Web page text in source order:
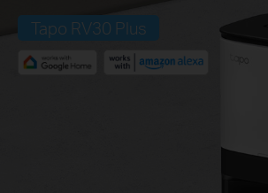
Tapo RV30 Plus